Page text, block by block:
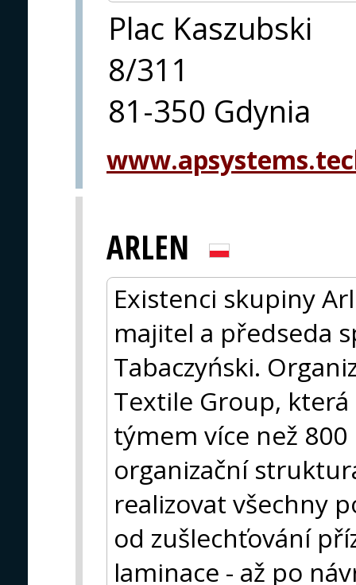
Plac Kaszubski
8/311
81-350 Gdynia
ARLEN
Existenci skupiny
majitel a předseda
Tabaczyński.
Textile Group,
týmem více než
organizační
realizovat všechny
od zušlechťování
laminace - až po